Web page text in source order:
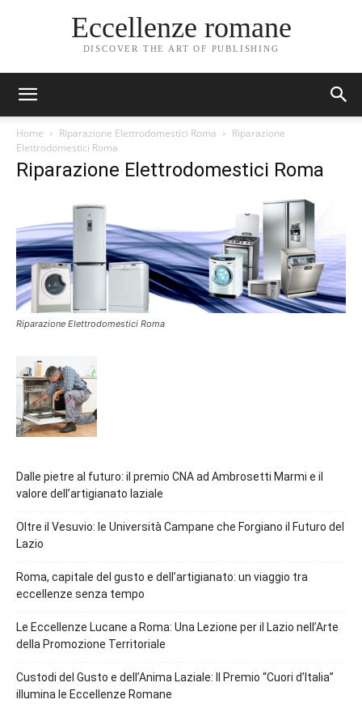
Eccellenze romane
DISCOVER THE ART OF PUBLISHING
Home Riparazione Elettrodomestici Roma
Riparazione
Elettrodomestici Roma
Riparazione Elettrodomestici Roma
Riparazione Elettrodomestici Roma
Dalle pietre al futuro: il premio CNA ad Ambrosetti Marmi e il
valore dell’artigianato laziale
Oltre il Vesuvio: le Università Campane che Forgiano il Futuro del
Lazio
Roma, capitale del gusto e dell’artigianato: un viaggio tra
eccellenze senza tempo
Le Eccellenze Lucane a Roma: Una Lezione per il Lazio nell’Arte
della Promozione Territoriale
Custodi del Gusto e dell’Anima Laziale: Il Premio “Cuori d’Italia”
illumina le Eccellenze Romane